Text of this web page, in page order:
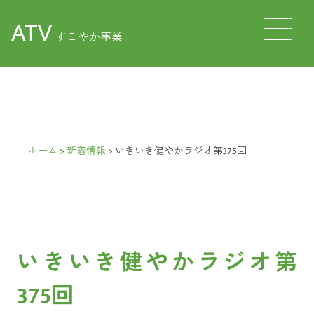
ATV すこやか事業
ホーム >新着情報> いきいき健やかラジオ第375回
いきいき健やかラジオ第
375回